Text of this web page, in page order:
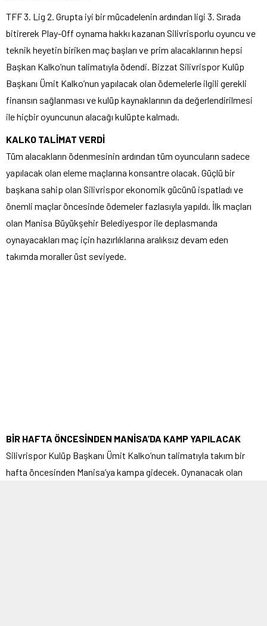
TFF 3. Lig 2. Grupta iyi bir mücadelenin ardından ligi 3. Sırada
bitirerek Play-Off oynama hakkı kazanan Silivrisporlu oyuncu ve
teknik heyetin biriken maç başları ve prim alacaklarının hepsi
Başkan Kalko’nun talimatıyla ödendi. Bizzat Silivrispor Kulüp
Başkanı Ümit Kalko’nun yapılacak olan ödemelerle ilgili gerekli
finansın sağlanması ve kulüp kaynaklarının da değerlendirilmesi
ile hiçbir oyuncunun alacağı kulüpte kalmadı.
KALKO TALİMAT VERDİ
Tüm alacakların ödenmesinin ardından tüm oyuncuların sadece
yapılacak olan eleme maçlarına konsantre olacak. Güçlü bir
başkana sahip olan Silivrispor ekonomik gücünü ispatladı ve
önemli maçlar öncesinde ödemeler fazlasıyla yapıldı. İlk maçları
olan Manisa Büyükşehir Belediyespor ile deplasmanda
oynayacakları maç için hazırlıklarına aralıksız devam eden
takımda moraller üst seviyede.
BİR HAFTA ÖNCESİNDEN MANİSA’DA KAMP YAPILACAK
Silivrispor Kulüp Başkanı Ümit Kalko’nun talimatıyla takım bir
hafta öncesinden Manisa’ya kampa gidecek. Oynanacak olan